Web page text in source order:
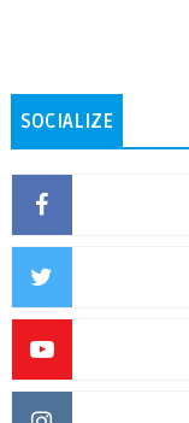
SOCIALIZE